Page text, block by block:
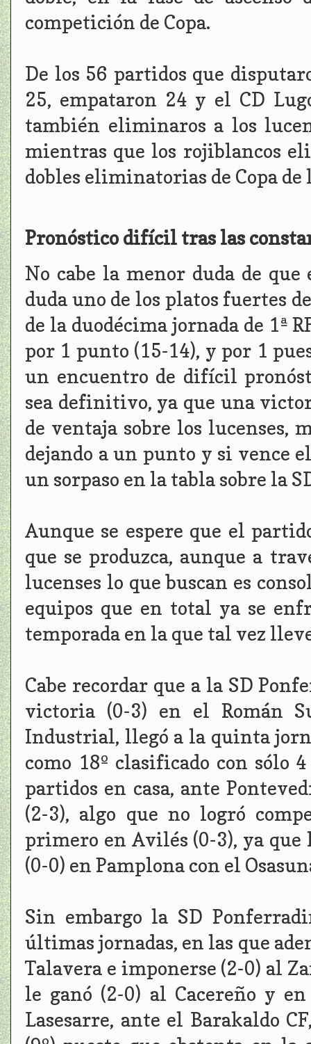
competición de Copa.
De los 56 partidos que
25, empataron 24 y el CD
también eliminaros a los
mientras que los rojiblancos
dobles eliminatorias de Copa
Pronóstico difícil tras las
No cabe la menor duda de
duda uno de los platos fuertes
de la duodécima jornada de 1ª
por 1 punto (15-14), y por 1
un encuentro de difícil
sea definitivo, ya que una
de ventaja sobre los lucenses,
dejando a un punto y si vence
un sorpaso en la tabla sobre la
Aunque se espere que el
que se produzca, aunque a
lucenses lo que buscan es
equipos que en total ya se
temporada en la que tal vez
Cabe recordar que a la SD
victoria (0-3) en el Román
Industrial, llegó a la quinta
como 18º clasificado con sólo
partidos en casa, ante
(2-3), algo que no logró
primero en Avilés (0-3), ya
(0-0) en Pamplona con el
Sin embargo la SD
últimas jornadas, en las que
Talavera e imponerse (2-0) al
le ganó (2-0) al Cacereño y
Lasesarre, ante el Barakaldo